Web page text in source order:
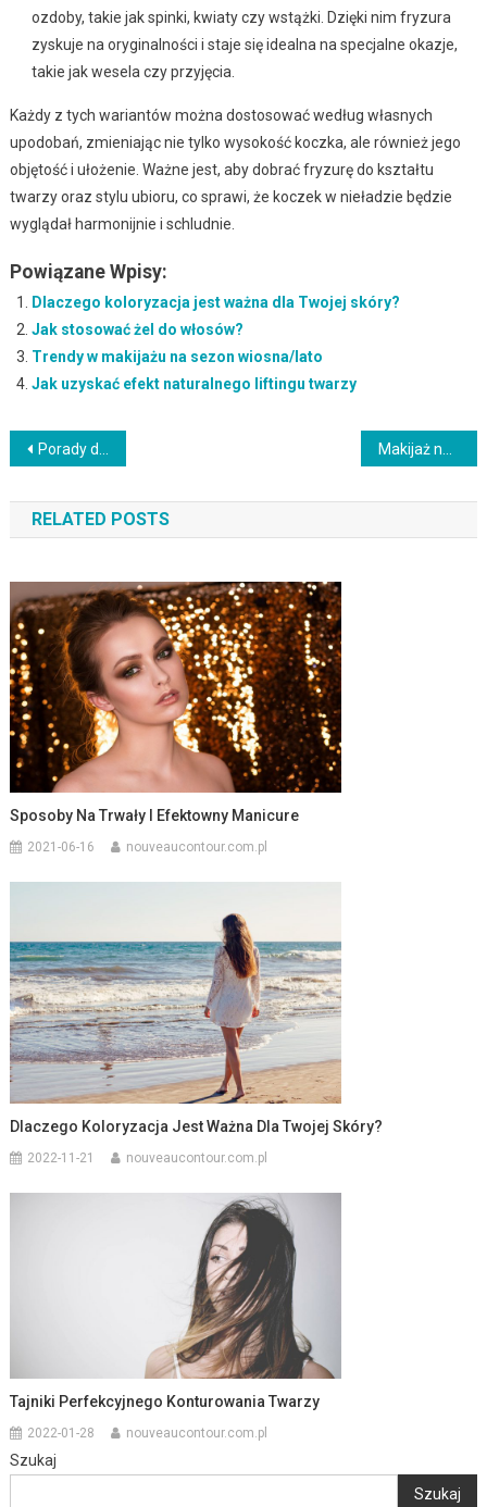
ozdoby, takie jak spinki, kwiaty czy wstążki. Dzięki nim fryzura
zyskuje na oryginalności i staje się idealna na specjalne okazje,
takie jak wesela czy przyjęcia.
Każdy z tych wariantów można dostosować według własnych
upodobań, zmieniając nie tylko wysokość koczka, ale również jego
objętość i ułożenie. Ważne jest, aby dobrać fryzurę do kształtu
twarzy oraz stylu ubioru, co sprawi, że koczek w nieładzie będzie
wyglądał harmonijnie i schludnie.
Powiązane Wpisy:
Dlaczego koloryzacja jest ważna dla Twojej skóry?
Jak stosować żel do włosów?
Trendy w makijażu na sezon wiosna/lato
Jak uzyskać efekt naturalnego liftingu twarzy
Nawigacja
wpisu
Porady dotyczące pielęgnacji skóry mieszanej: Zbalansowana pielęgnacja
RELATED POSTS
Sposoby Na Trwały I Efektowny Manicure
2021-06-16 nouveaucontour.com.pl
Dlaczego Koloryzacja Jest Ważna Dla Twojej Skóry?
2022-11-21 nouveaucontour.com.pl
Tajniki Perfekcyjnego Konturowania Twarzy
2022-01-28 nouveaucontour.com.pl
Szukaj
Szukaj